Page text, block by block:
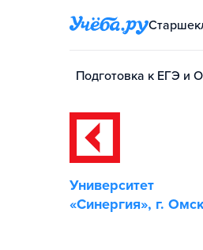
Подготовка к ЕГЭ и
Университет
«Синергия», г.